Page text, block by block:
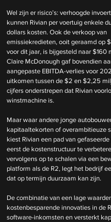
Wel zijn er risico’s: verhoogde
kunnen Rivian per voertuig enkele
dollars kosten. Ook de verkoop van
emissiekredieten, ooit geraamd op
voor dit jaar, is bijgesteld naar $160
Claire McDonough gaf bovendien
aangepaste EBITDA-verlies voor
uitkomen tussen de $2 en $2,25
cijfers onderstrepen dat Rivian
winstmachine is.
Maar waar andere jonge
kapitaaltekorten of overambitieuze
kiest Rivian een pad van
eerst de kostenstructuur te
vervolgens op te schalen via een
platform als de R2, legt het bedrijf
dat op termijn duurzaam kan zijn.
De combinatie van een lage
kostenbesparende innovaties in de
software-inkomsten en versterkt